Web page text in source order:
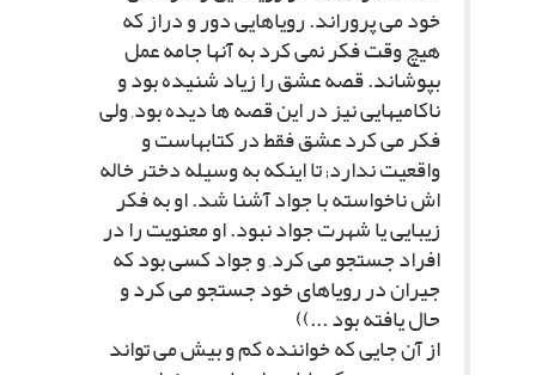
خود مى پروراند. رویاهایى دور و دراز که
هیچ وقت فکر نمى کرد به آنها جامه عمل
بپوشاند. قصه عشق را زیاد شنیده بود و
ناکامیهایى نیز در این قصه ها دیده بود, ولى
فکر مى کرد عشق فقط در کتابهاست و
واقعیت ندارد; تا اینکه به وسیله دختر خاله
اش ناخواسته با جواد آشنا شد. او به فکر
زیبایى یا شهرت جواد نبود. او معنویت را در
افراد جستجو مى کرد, و جواد کسى بود که
جیران در رویاهاى خود جستجو مى کرد و
حال یافته بود ...))
از آن جایى که خواننده کم و بیش مى تواند